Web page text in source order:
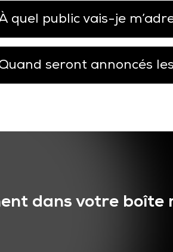
quel public vais-je
seront annoncés
dans votre boîte